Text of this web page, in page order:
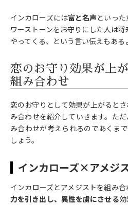
インカローズには富と名声といっ
ワーストーンをお守りにした人は
やってくる、という言い伝えもある
恋のお守り効果が上
組み合わせ
恋のお守りとして効果が上がると
み合わせを紹介していきます。た
み合わせが考えられるのであくま
しょう。
インカローズ×アメジ
インカローズとアメジストを組み
力を引き出し、異性を虜にさせる